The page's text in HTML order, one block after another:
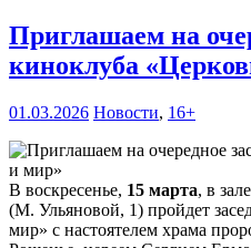
Приглашаем на
киноклуба
01.03.2026 Новости, 16+
В воскресенье, 15 марта, в
(М. Ульяновой, 1) пройдет
мир» с настоятелем храма